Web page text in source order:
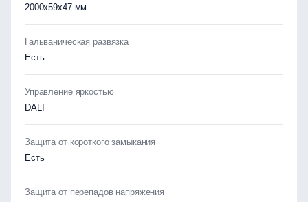
2000х59х47 мм
Гальваническая развязка
Есть
Управление яркостью
DALI
Защита от короткого замыкания
Есть
Защита от перепадов напряжения